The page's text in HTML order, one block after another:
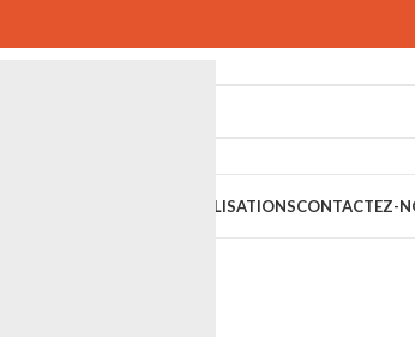
RÉALISATIONSCONTACTEZ-